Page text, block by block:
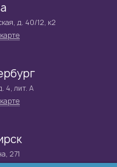
д. 40/12, к2
4, лит. А
271